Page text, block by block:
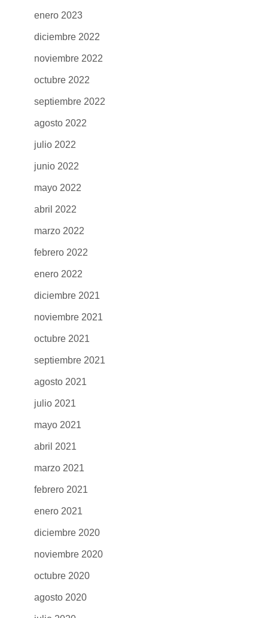
enero 2023
diciembre 2022
noviembre 2022
octubre 2022
septiembre 2022
agosto 2022
julio 2022
junio 2022
mayo 2022
abril 2022
marzo 2022
febrero 2022
enero 2022
diciembre 2021
noviembre 2021
octubre 2021
septiembre 2021
agosto 2021
julio 2021
mayo 2021
abril 2021
marzo 2021
febrero 2021
enero 2021
diciembre 2020
noviembre 2020
octubre 2020
agosto 2020